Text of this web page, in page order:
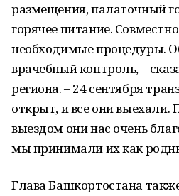
размещения, палаточный
горячее питание.
необходимые процедуры.
врачебный контроль, –
региона. – 24 сентября
открыт, и все они выехали.
выездом они нас очень
мы принимали их как
Глава Башкортостана